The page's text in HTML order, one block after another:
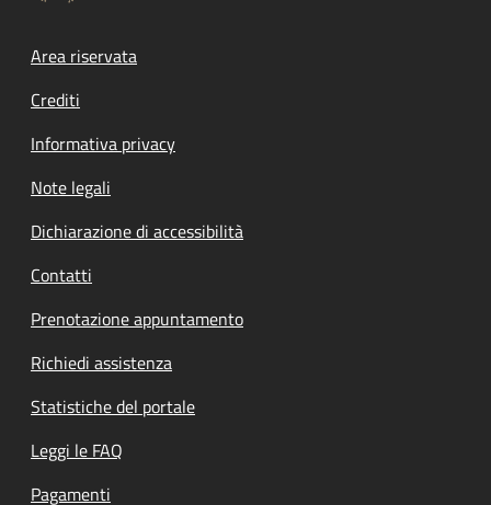
Footer menu
Area riservata
Crediti
Informativa privacy
Note legali
Dichiarazione di accessibilità
Contatti
Prenotazione appuntamento
Richiedi assistenza
Statistiche del portale
Leggi le FAQ
Pagamenti